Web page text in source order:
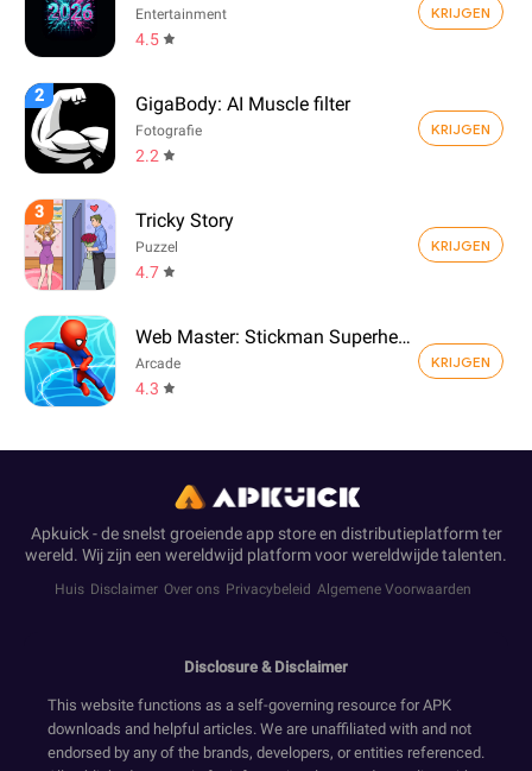
Entertainment
4.5
KRIJGEN
2 GigaBody: AI Muscle filter
Fotografie
2.2
KRIJGEN
3 Tricky Story
Puzzel
4.7
KRIJGEN
Web Master: Stickman Superhero
Arcade
4.3
KRIJGEN
Apkuick - de snelst groeiende app store en distributieplatform ter
wereld. Wij zijn een wereldwijd platform voor wereldwijde talenten.
Huis Disclaimer Over ons Privacybeleid Algemene Voorwaarden
Disclosure & Disclaimer
This website functions as a self-governing resource for APK
downloads and helpful articles. We are unaffiliated with and not
endorsed by any of the brands, developers, or entities referenced.